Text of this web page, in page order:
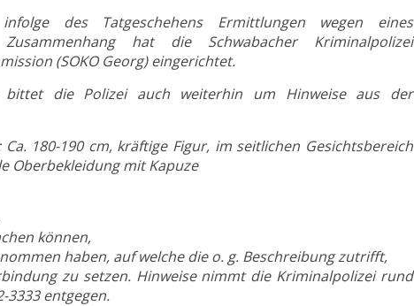
des Tatgeschehens Ermittlungen wegen eines
hat die Schwabacher Kriminalpolizei
(SOKO Georg) eingerichtet.
die Polizei auch weiterhin um Hinweise aus der
180-190 cm, kräftige Figur, im seitlichen Gesichtsbereich
Oberbekleidung mit Kapuze
können,
haben, auf welche die o. g. Beschreibung zutrifft,
zu setzen. Hinweise nimmt die Kriminalpolizei rund
3333 entgegen.